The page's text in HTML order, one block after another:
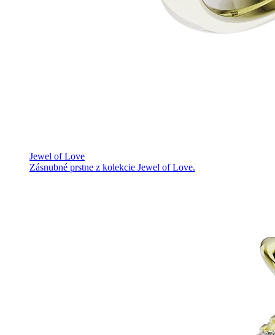
Jewel of Love
Zásnubné prstne z kolekcie Jewel of Love.